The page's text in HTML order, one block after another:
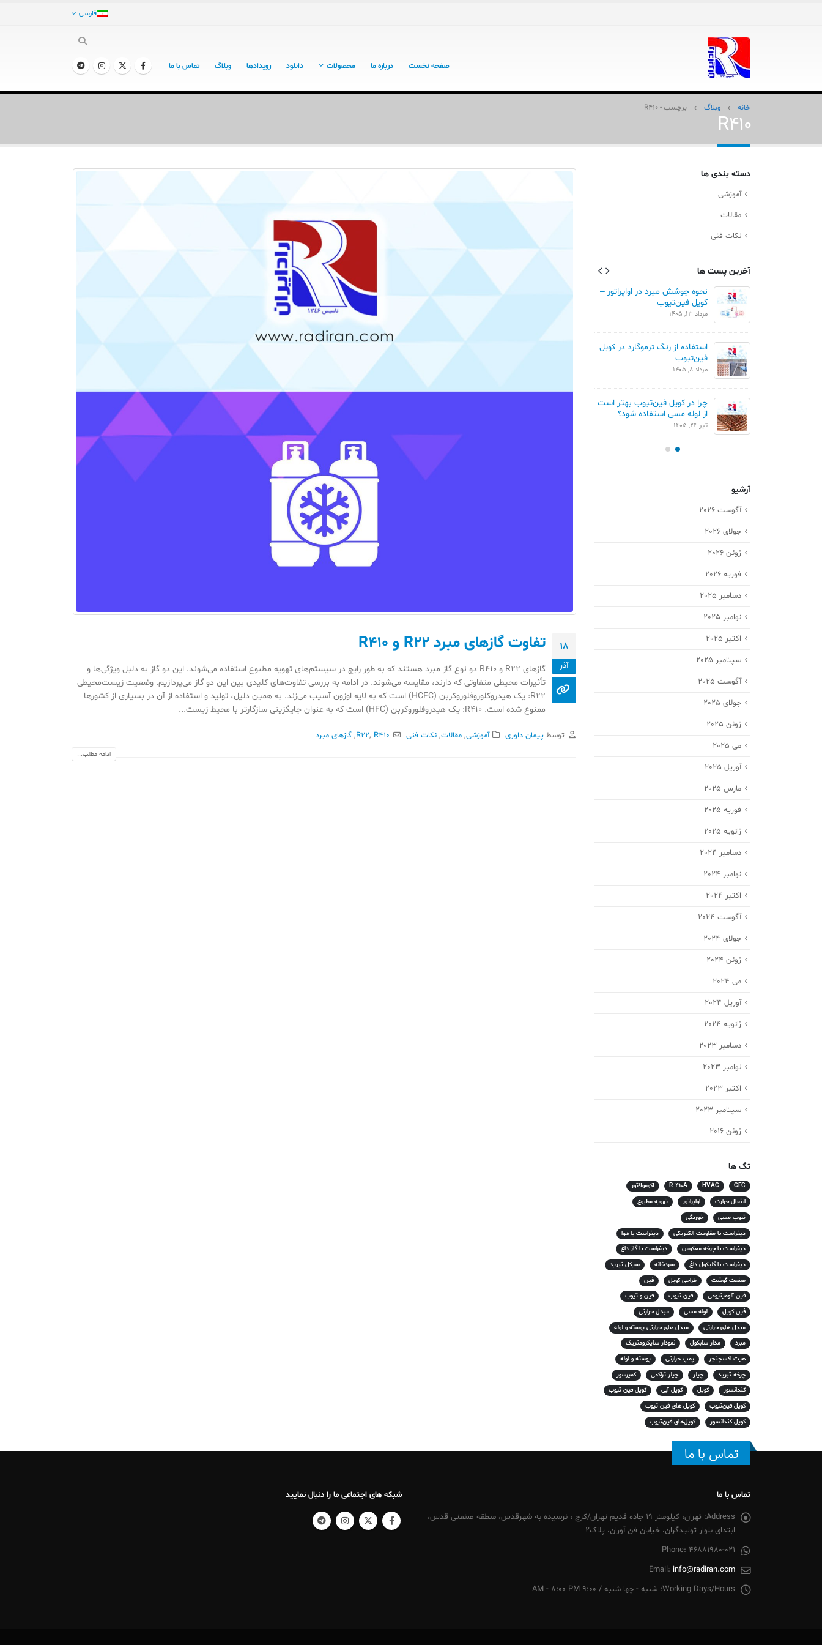
فارسی
صفحه نخست درباره ما محصولات دانلود رویدادها وبلاگ تماس با ما
خانه وبلاگ برچسب -R410
R410
18
آذر
تفاوت گازهای مبرد R22 و R410
گازهای R22 و R410 دو نوع گاز مبرد هستند که به طور رایج در سیستم‌های تهویه مطبوع استفاده می‌شوند. این دو گاز به دلیل ویژگی‌ها و
تأثیرات محیطی متفاوتی که دارند، مقایسه می‌شوند. در ادامه به بررسی تفاوت‌های کلیدی بین این دو گاز می‌پردازیم. وضعیت زیست‌محیطی
R22: یک هیدروکلوروفلوروکربن (HCFC) است که به لایه اوزون آسیب می‌زند. به همین دلیل، تولید و استفاده از آن در بسیاری از کشورها
ممنوع شده است. R410: یک هیدروفلوروکربن (HFC) است که به عنوان جایگزینی سازگارتر با محیط زیست...
توسط پیمان داوری آموزشی,مقالات,نکات فنی R22, R410
, گازهای مبرد
ادامه مطلب...
دسته بندی ها
آموزشی
مقالات
نکات فنی
آخرین پست ها
نحوه جوشش مبرد در اواپراتور –
کویل فین‌تیوب
مرداد 13, 1405
استفاده از رنگ ترموگارد در کویل
فین‌تیوب
مرداد 8, 1405
چرا در کویل فین‌تیوب بهتر است
از لوله مسی استفاده شود؟
تیر 24, 1405
مقایسه چیدمان خطی و مثلثی در
کویل های فین تیوب
نحوه جوشش مبرد در اواپراتور –
کویل فین‌تیوب
استفاده از رنگ ترموگارد در کویل
فین‌تیوب
چرا در کویل فین‌تیوب بهتر است
از لوله مسی استفاده شود؟
مقایسه چیدمان خطی و مثلثی در
کویل کندانسور
کویل پره
خرداد 25, 1405
آرشیو
آگوست 2026
جولای 2026
ژوئن 2026
فوریه 2026
دسامبر 2025
نوامبر 2025
اکتبر 2025
سپتامبر 2025
آگوست 2025
جولای 2025
ژوئن 2025
می 2025
آوریل 2025
مارس 2025
فوریه 2025
ژانویه 2025
دسامبر 2024
نوامبر 2024
اکتبر 2024
آگوست 2024
جولای 2024
ژوئن 2024
می 2024
آوریل 2024
ژانویه 2024
دسامبر 2023
نوامبر 2023
اکتبر 2023
سپتامبر 2023
ژوئن 2016
تگ ها
CFC
HVAC
R-410A
آکومولاتور
انتقال حرارت
اواپراتور
تهویه مطبوع
تیوب مسی
خوردگی
دیفراست با مقاومت الکتریکی
دیفراست با هوا
دیفراست با چرخه معکوس
دیفراست با گاز داغ
دیفراست با گلیکول داغ
سردخانه
سیکل تبرید
صنعت گوشت
طراحی کویل
فین
فین آلومینیومی
فین تیوب
فین و تیوب
فین کویل
لوله مسی
مبدل حرارتی
مبدل های حرارتی
مبدل های حرارتی پوسته و لوله
مبرد
مدار سابکول
نمودار سایکرومتریک
هیت اکسچنجر
پمپ حرارتی
پوسته و لوله
چرخه تبرید
چیلر چیلر تراکمی
کمپرسور
کندانسور
کویل کویل آبی
کویل فین تیوب
کویل فین‌تیوب
کویل های فین تیوب
کویل کندانسور
کویل‌های فین‌تیوب
تماس با ما
تماس با ما
Address:
تهران، کیلومتر 19 جاده قدیم تهران/کرج ، نرسیده به شهرقدس، منطقه صنعتی قدس،
ابتدای بلوار تولیدگران، خیابان فن آوران، پلاک2
Phone: 46881980-021
Email: info@radiran.com
Working Days/Hours: شنبه - چها شنبه / 9:00 AM - 8:00 PM
شبکه های اجتماعی ما را دنبال نمایید